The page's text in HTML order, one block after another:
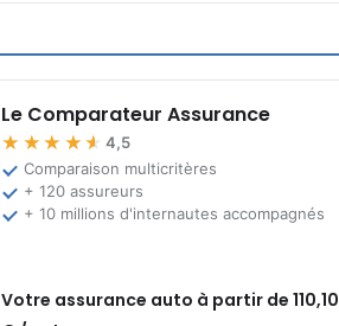
Le Comparateur Assurance
★★★★★ 4,5
Comparaison multicritères
+ 120 assureurs
+ 10 millions d'internautes accompagnés
Votre assurance auto à partir de 110,10